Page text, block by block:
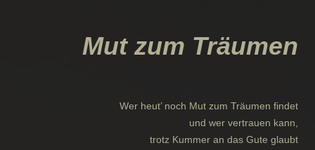
Mut zum Träumen
Wer heut’ noch Mut zum Träumen findet
und wer vertrauen kann,
trotz Kummer an das Gute glaubt